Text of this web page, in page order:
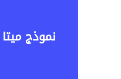
نموذج